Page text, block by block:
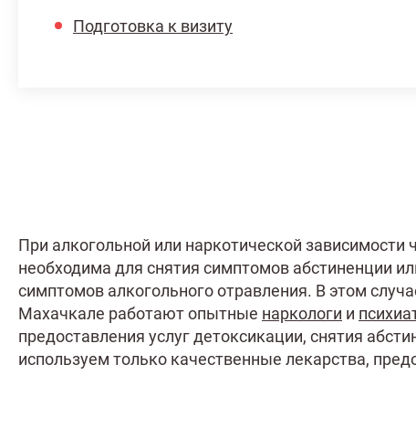
Подготовка к визиту
При алкогольной или наркотической
необходима для снятия симптомов абстиненции
симптомов алкогольного отравления. В этом
Махачкале работают опытные наркологи и
предоставления услуг детоксикации, снятия
используем только качественные лекарства,